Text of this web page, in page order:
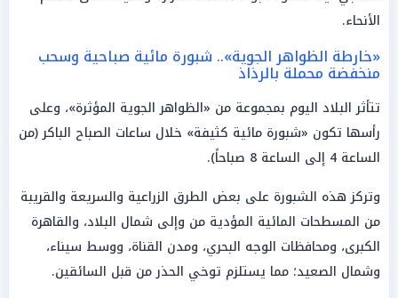
الأنحاء.
«خارطة الظواهر الجوية».. شبورة مائية صباحية وسحب
منخفضة محملة بالرذاذ
تتأثر البلاد اليوم بمجموعة من «الظواهر الجوية المؤثرة»، وعلى
رأسها تكون «شبورة مائية كثيفة» خلال ساعات الصباح الباكر (من
الساعة 4 إلى الساعة 8 صباحاً).
وتركز هذه الشبورة على بعض الطرق الزراعية والسريعة والقريبة
من المسطحات المائية المؤدية من وإلى شمال البلاد، والقاهرة
الكبرى، ومحافظات الوجه البحري، ومدن القناة، ووسط سيناء،
وشمال الصعيد؛ مما يستلزم توخي الحذر من قبل السائقين.